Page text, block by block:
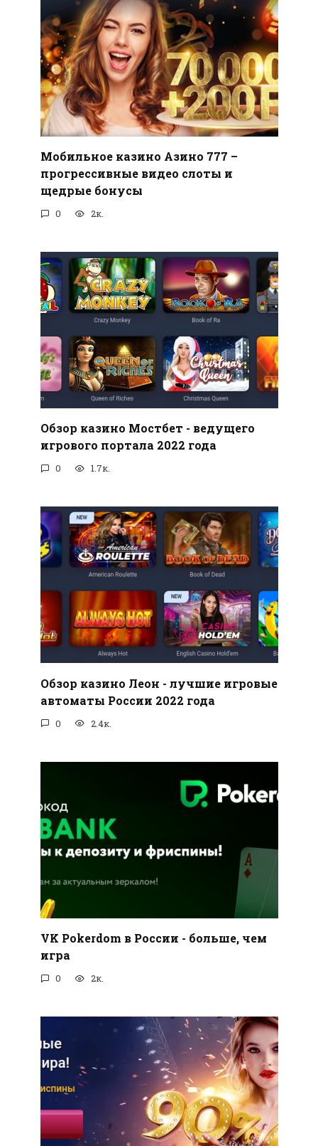
Мобильное казино Азино 777 –
прогрессивные видео слоты и
щедрые бонусы
0 2к.
Обзор казино Мостбет - ведущего
игрового портала 2022 года
0 1.7к.
Обзор казино Леон - лучшие игровые
автоматы России 2022 года
0 2.4к.
VK Pokerdom в России - больше, чем
игра
0 2к.